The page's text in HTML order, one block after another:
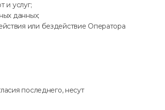
и услуг;
данных;
или бездействие Оператора
последнего, несут